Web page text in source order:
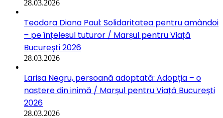
28.03.2026
Teodora Diana Paul: Solidaritatea pentru amândoi
– pe înțelesul tuturor / Marșul pentru Viață
București 2026
28.03.2026
Larisa Negru, persoană adoptată: Adopția – o
naștere din inimă / Marșul pentru Viață București
2026
28.03.2026